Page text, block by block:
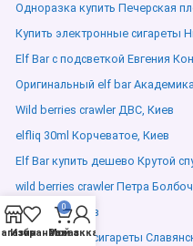
Одноразка купить Печерская
Купить электронные сигареты
Elf Bar с подсветкой Евгения
Оригинальный elf bar
Wild berries crawler ДВС, Киев
elfliq 30ml Корчеватое, Киев
Elf Bar купить дешево Крутой
wild berries crawler Петра
Elfliq ДВС, Киев
Электронные сигареты
Избранное
0
Заказ
Мой аккаунт